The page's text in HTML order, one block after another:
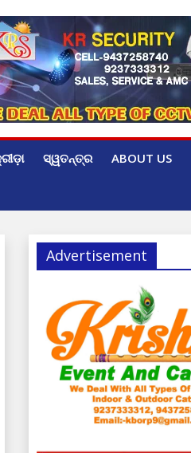
ସ୍ୱତନ୍ତ୍ର ABOUT US
Advertisement